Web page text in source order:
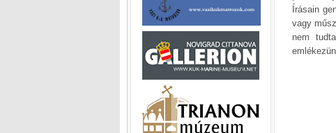
Írásain
vagy
nem